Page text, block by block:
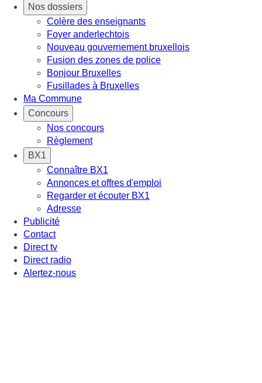
Nos dossiers
Colère des enseignants
Foyer anderlechtois
Nouveau gouvernement bruxellois
Fusion des zones de police
Bonjour Bruxelles
Fusillades à Bruxelles
Ma Commune
Concours
Nos concours
Règlement
BX1
Connaître BX1
Annonces et offres d'emploi
Regarder et écouter BX1
Adresse
Publicité
Contact
Direct tv
Direct radio
Alertez-nous